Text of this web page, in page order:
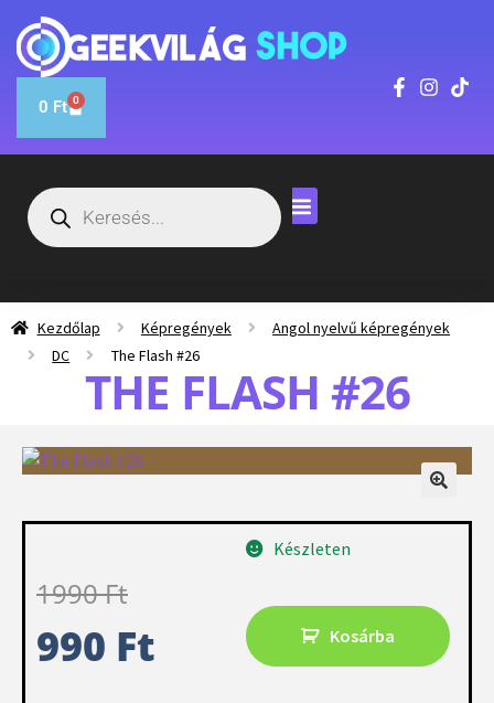
0 Ft 0
Kezdőlap Képregények
Angol nyelvű képregények
DC
The Flash #26
THE FLASH #26
1990Ft
990 Ft
Készleten
Kosárba